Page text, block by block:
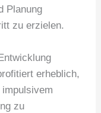
Planung
zu erzielen.
erheblich,
zu